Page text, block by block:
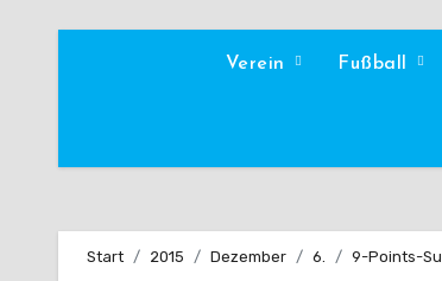
Verein Fußball
Start 2015 Dezember 6. 9-Points-